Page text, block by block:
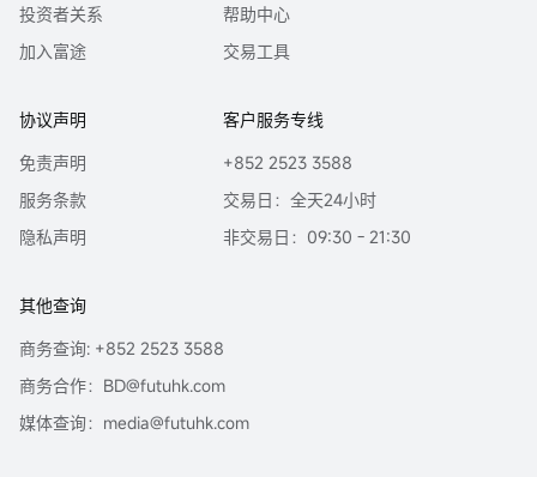
投资者关系
加入富途
帮助中心
交易工具
协议声明
免责声明
服务条款
隐私声明
客户服务专线
+852 2523 3588
交易日：全天24小时
非交易日：09:30 - 21:30
其他查询
商务查询: +852 2523 3588
商务合作：BD@futuhk.com
媒体查询：media@futuhk.com